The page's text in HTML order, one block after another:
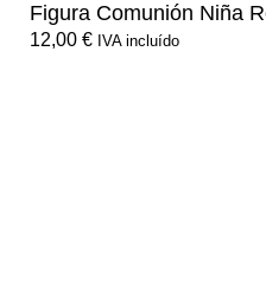
Figura Comunión Niña
12,00 € IVA incluído